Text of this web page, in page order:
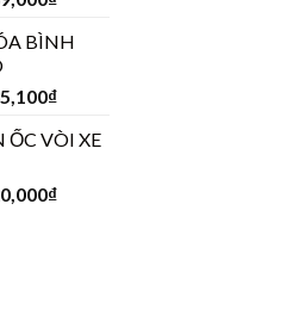
5
BÌNH
₫
ỐC VÒI XE
₫